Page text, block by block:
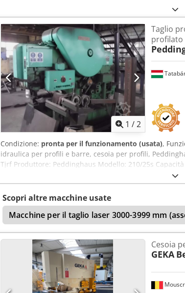
1 /2
Taglio
profilato
Condizione: pronta per il funzionamento (usata),
idraulica per profili e barre, cesoia per profili,
Tjrf Produttore: Peddinghaus Modello: 210/25s
Scopri altre macchine usate
Macchine per il taglio laser 3000-3999 mm
Cesoia
GEKA